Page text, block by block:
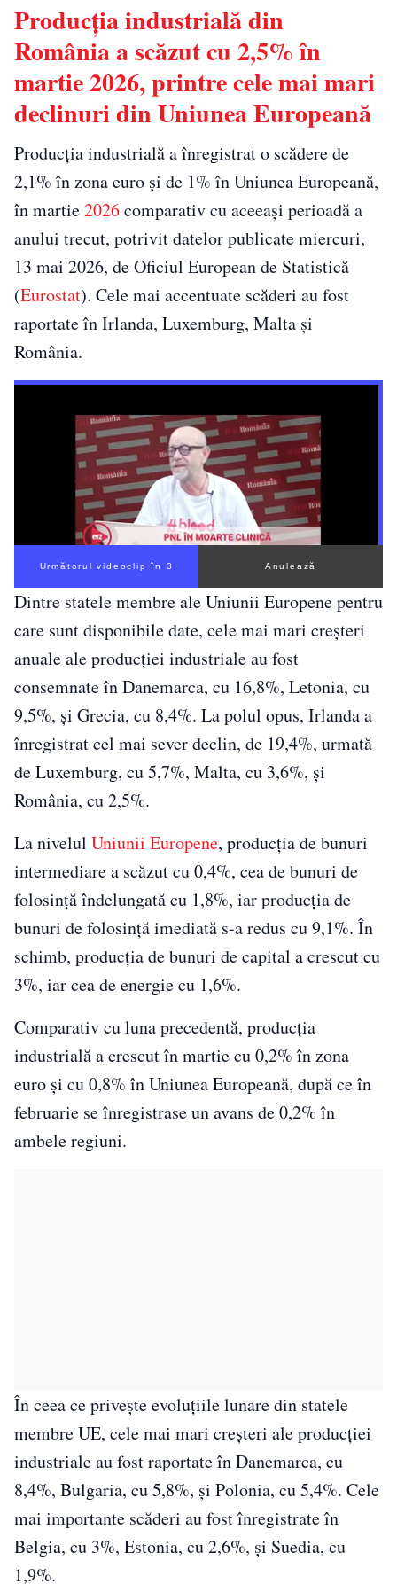
Producția industrială din
România a scăzut cu 2,5% în
martie 2026, printre cele mai mari
declinuri din Uniunea Europeană
Producția industrială a înregistrat o scădere de
2,1% în zona euro și de 1% în Uniunea Europeană,
în martie2026comparativ cu aceeași perioadă a
anului trecut, potrivit datelor publicate miercuri,
13 mai 2026, de Oficiul European de Statistică
(Eurostat). Cele mai accentuate scăderi au fost
raportate în Irlanda, Luxemburg, Malta și
România.
Următorul videoclip în 2 Anulează
Dintre statele membre ale Uniunii Europene pentru
care sunt disponibile date, cele mai mari creșteri
anuale ale producției industriale au fost
consemnate în Danemarca, cu 16,8%, Letonia, cu
9,5%, și Grecia, cu 8,4%. La polul opus, Irlanda a
înregistrat cel mai sever declin, de 19,4%, urmată
de Luxemburg, cu 5,7%, Malta, cu 3,6%, și
România, cu 2,5%.
La nivelul Uniunii Europene, producția de bunuri
intermediare a scăzut cu 0,4%, cea de bunuri de
folosință îndelungată cu 1,8%, iar producția de
bunuri de folosință imediată s-a redus cu 9,1%. În
schimb, producția de bunuri de capital a crescut cu
3%, iar cea de energie cu 1,6%.
Comparativ cu luna precedentă, producția
industrială a crescut în martie cu 0,2% în zona
euro și cu 0,8% în Uniunea Europeană, după ce în
februarie se înregistrase un avans de 0,2% în
ambele regiuni.
În ceea ce privește evoluțiile lunare din statele
membre UE, cele mai mari creșteri ale producției
industriale au fost raportate în Danemarca, cu
8,4%, Bulgaria, cu 5,8%, și Polonia, cu 5,4%. Cele
mai importante scăderi au fost înregistrate în
Belgia, cu 3%, Estonia, cu 2,6%, și Suedia, cu
1,9%.